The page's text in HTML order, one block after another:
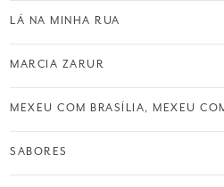
LÁ NA MINHA RUA
MARCIA ZARUR
MEXEU COM BRASÍLIA, MEXEU
SABORES